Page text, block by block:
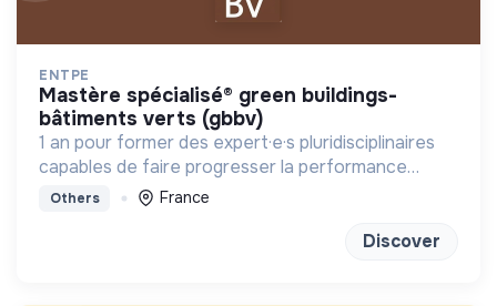
ENTPE
mastère spécialisé® green buildings-
bâtiments verts (gbbv)
1 an pour former des expert·e·s pluridisciplinaires
capables de faire progresser la performance
globale des constructions
Others France
Discover